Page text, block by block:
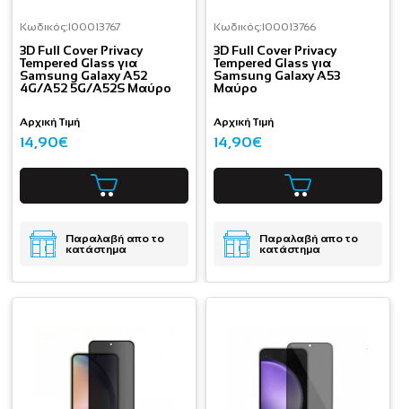
Κωδικός:I00013767
3D Full Cover Privacy
Tempered Glass για
Samsung Galaxy A52
4G/A52 5G/A52S Μαύρο
Αρχική Τιμή
14,90€
Παραλαβή απο το
κατάστημα
Κωδικός:I00013766
3D Full Cover Privacy
Tempered Glass για
Samsung Galaxy A53
Μαύρο
Αρχική Τιμή
14,90€
Παραλαβή απο το
κατάστημα